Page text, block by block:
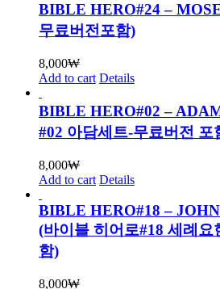
BIBLE HERO#24 –
무료버전포함)
8,000₩
Add to cart Details
BIBLE HERO#02 –
#02 아담세트-무료버전 포
8,000₩
Add to cart Details
BIBLE HERO#18 –
(바이블 히어로#18 세례
함)
8,000₩